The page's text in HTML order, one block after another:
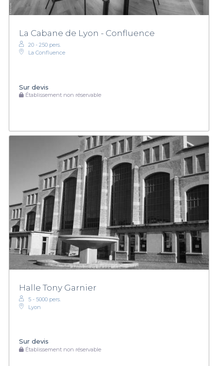
La Cabane de Lyon - Confluence
20 - 250 pers.
La Confluence
Sur devis
Établissement non réservable
Halle Tony Garnier
5 - 5000 pers.
Lyon
Sur devis
Établissement non réservable